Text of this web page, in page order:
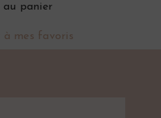
au panier
à mes favoris